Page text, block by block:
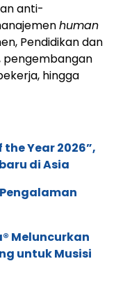
anti-
human
Pendidikan dan
pengembangan
hingga
Year 2026”,
di Asia
Pengalaman
Meluncurkan
untuk Musisi